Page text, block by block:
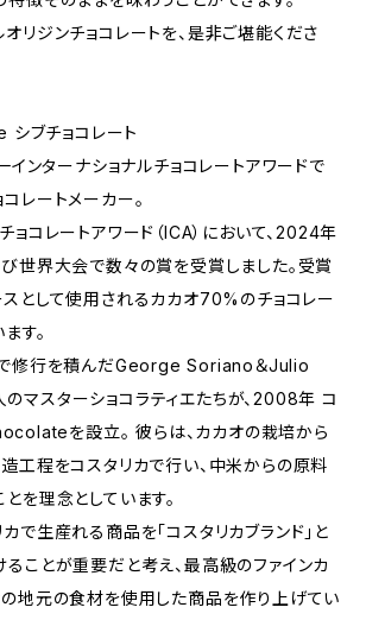
リジンチョコレートを、是非ご堪能くださ
ブチョコレート
ンターナショナルチョコレートアワードで
レートメーカー。
ョコレートアワード（ICA）において、2024年
世界大会で数々の賞を受賞しました。受賞
として使用されるカカオ70%のチョコレー
す。
で修行を積んだGeorge Soriano＆Julio
マスターショコラティエたちが、2008年 コ
を設立。 彼らは、カカオの栽培から
工程をコスタリカで行い、中米からの原料
を理念としています。
で生産れる商品を「コスタリカブランド」と
ことが重要だと考え、最高級のファインカ
の地元の食材を使用した商品を作り上げてい